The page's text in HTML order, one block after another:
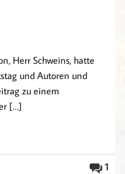
Herr Schweins, hatte
und Autoren und
zu einem
[…]
1